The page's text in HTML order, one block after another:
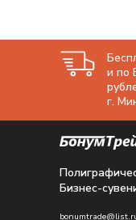
и по
г.
Бизнес-